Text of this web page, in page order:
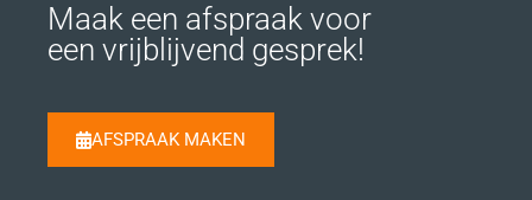
Maak een afspraak voor
een vrijblijvend gesprek!
AFSPRAAK MAKEN